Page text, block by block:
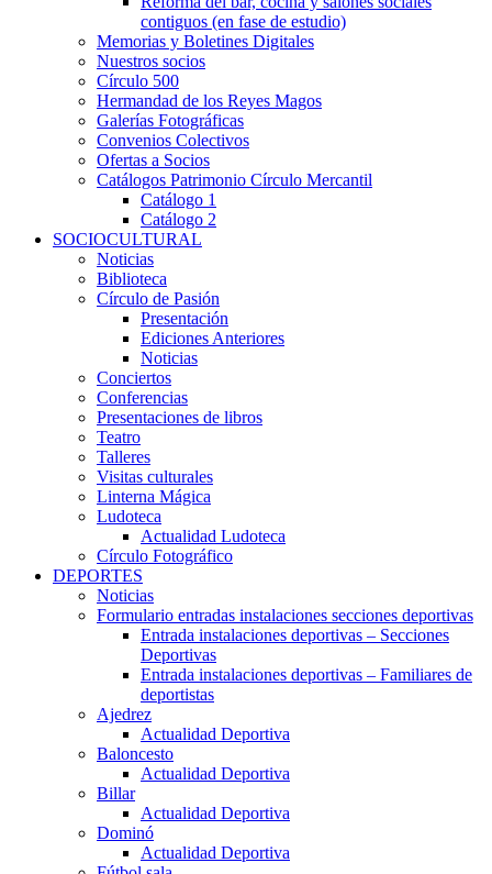
contiguos (en fase de estudio)
Memorias y Boletines Digitales
Nuestros socios
Círculo 500
Hermandad de los Reyes Magos
Galerías Fotográficas
Convenios Colectivos
Ofertas a Socios
Catálogos Patrimonio Círculo Mercantil
Catálogo 1
Catálogo 2
SOCIOCULTURAL
Noticias
Biblioteca
Círculo de Pasión
Presentación
Ediciones Anteriores
Noticias
Conciertos
Conferencias
Presentaciones de libros
Teatro
Talleres
Visitas culturales
Linterna Mágica
Ludoteca
Actualidad Ludoteca
Círculo Fotográfico
DEPORTES
Noticias
Formulario entradas instalaciones secciones deportivas
Entrada instalaciones deportivas – Secciones
Deportivas
Entrada instalaciones deportivas – Familiares de
deportistas
Ajedrez
Actualidad Deportiva
Baloncesto
Actualidad Deportiva
Billar
Actualidad Deportiva
Dominó
Actualidad Deportiva